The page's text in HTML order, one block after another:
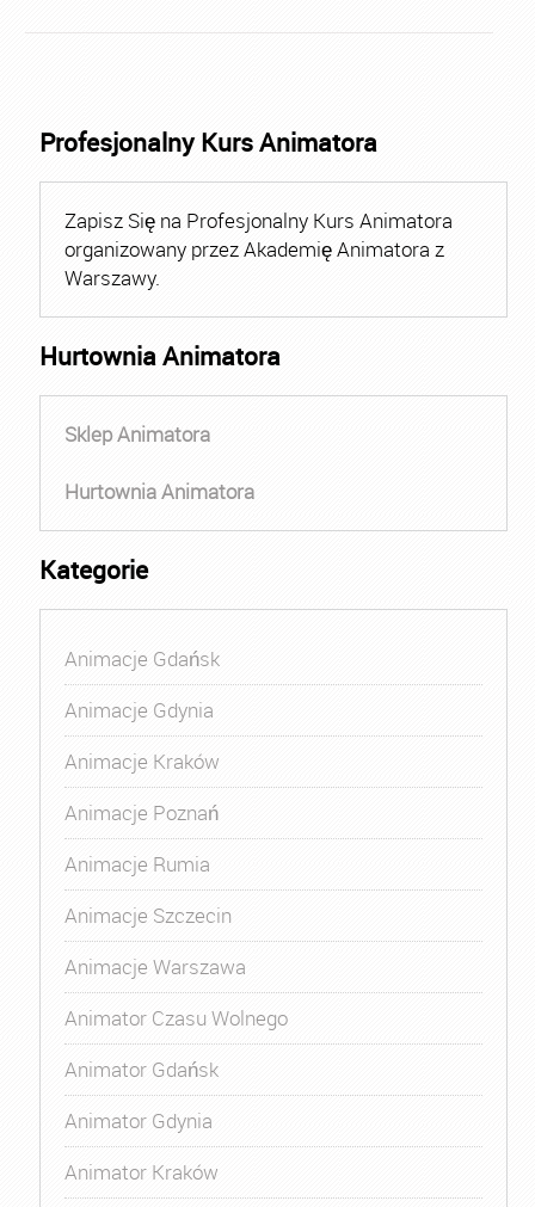
Profesjonalny Kurs Animatora
Zapisz Się na Profesjonalny Kurs Animatora
organizowany przez Akademię Animatora z
Warszawy.
Hurtownia Animatora
Sklep Animatora
Hurtownia Animatora
Kategorie
Animacje Gdańsk
Animacje Gdynia
Animacje Kraków
Animacje Poznań
Animacje Rumia
Animacje Szczecin
Animacje Warszawa
Animator Czasu Wolnego
Animator Gdańsk
Animator Gdynia
Animator Kraków